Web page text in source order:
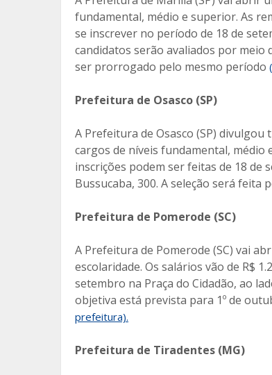
fundamental, médio e superior. As
se inscrever no período de 18 de
candidatos serão avaliados por meio
ser prorrogado pelo mesmo período
Prefeitura de Osasco (SP)
A Prefeitura de Osasco (SP)
cargos de níveis fundamental, médio
inscrições podem ser feitas de 18 de
Bussucaba, 300. A seleção será feita
Prefeitura de Pomerode (SC)
A Prefeitura de Pomerode (SC) vai
escolaridade. Os salários vão de R$
setembro na Praça do Cidadão, ao
objetiva está prevista para 1º de
prefeitura).
Prefeitura de Tiradentes (MG)